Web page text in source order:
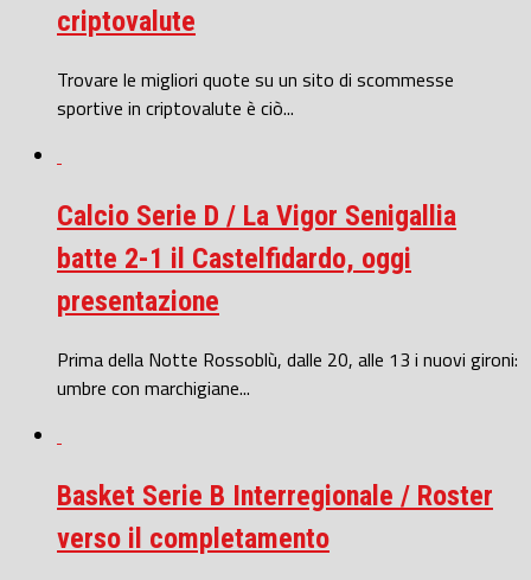
criptovalute
Trovare le migliori quote su un sito di scommesse
sportive in criptovalute è ciò...
Calcio Serie D / La Vigor Senigallia
batte 2-1 il Castelfidardo, oggi
presentazione
Prima della Notte Rossoblù, dalle 20, alle 13 i nuovi gironi:
umbre con marchigiane...
Basket Serie B Interregionale / Roster
verso il completamento